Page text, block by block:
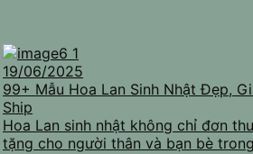
19/06/2025
99+ Mẫu Hoa Lan Sinh Nhật Đẹp,
Ship
Hoa Lan sinh nhật không chỉ đơn
tặng cho người thân và bạn bè